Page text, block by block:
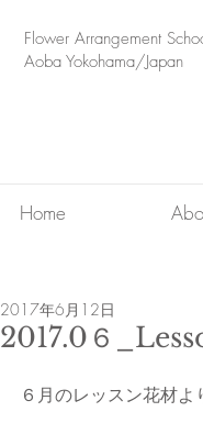
​Flower Arrangement
Aoba Yokohama/Japan
Home
2017.0６
2017年6月12日
６月のレッスン花材よ